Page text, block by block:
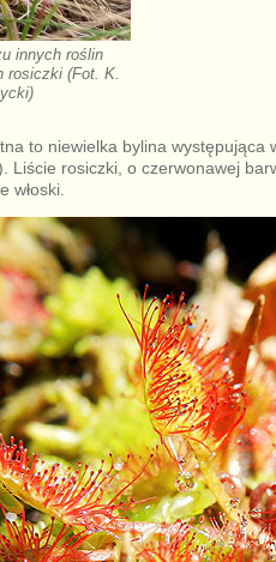
innych roślin
rosiczki (Fot. K.
to niewielka bylina
Liście rosiczki, o czerwonawej
włoski.